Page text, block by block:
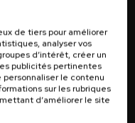
exclusives sur
les événements dans
de tiers pour améliorer
analyser vos
d’intérêt, créer un
publicités pertinentes
personnaliser le contenu
sur les rubriques
d’améliorer le site